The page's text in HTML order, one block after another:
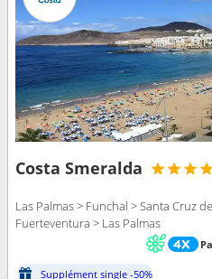
Costa Smeralda
Las Palmas > Funchal > Santa Cruz
Fuerteventura > Las Palmas
Supplément single -50%